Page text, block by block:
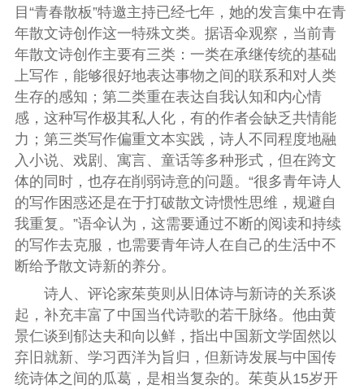
目“青春散板”特邀主持已经七年，她的发言集中在青
年散文诗创作这一特殊文类。据语伞观察，当前青
年散文诗创作主要有三类：一类在承继传统的基础
上写作，能够很好地表达事物之间的联系和对人类
生存的感知；第二类重在表达自我认知和内心情
感，这种写作极其私人化，有的作者会缺乏共情能
力；第三类写作偏重文本实践，诗人不同程度地融
入小说、戏剧、寓言、童话等多种形式，但在跨文
体的同时，也存在削弱诗意的问题。“很多青年诗人
的写作困惑还是在于打破散文诗惯性思维，规避自
我重复。”语伞认为，这需要通过不断的阅读和持续
的写作去克服，也需要青年诗人在自己的生活中不
断给予散文诗新的养分。
诗人、评论家茱萸则从旧体诗与新诗的关系谈
起，补充丰富了中国当代诗歌的若干脉络。他由黄
景仁谈到郁达夫和向以鲜，指出中国新文学固然以
弃旧就新、学习西洋为旨归，但新诗发展与中国传
统诗体之间的瓜葛，是相当复杂的。茱萸从15岁开